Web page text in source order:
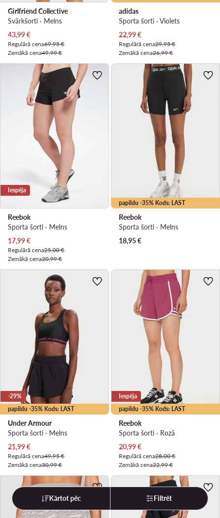
Girlfriend Collective
Svārkšorti · Melns
Pašreizējā cena
43,99€
Regulārā cena69,95 €
Zemākā cena49,99 €
adidas
Sporta šorti · Violets
Pašreizējā cena
22,99€
Regulārā cena29,95 €
Zemākā cena26,99 €
Iespēja
Reebok
Sporta šorti · Melns
Pašreizējā cena
17,99€
Regulārā cena25,00 €
Zemākā cena20,99 €
papildu -35% Kods: LAST
Reebok
Sporta šorti · Melns
18,95€
papildu -35% Kods: LAST
-29%
Under Armour
Sporta šorti · Melns
Pašreizējā cena
21,99€
Regulārā cena49,95 €
Zemākā cena30,99 €
papildu -35% Kods: LAST
Iespēja
Reebok
Sporta šorti · Rozā
Pašreizējā cena
20,99€
Regulārā cena28,00 €
Zemākā cena22,99 €
Kārtot pēc Filtrēt